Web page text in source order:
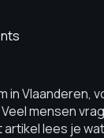
Vlaanderen,
mensen
artikel lees je